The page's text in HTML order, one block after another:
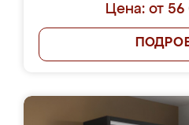
Цена: от